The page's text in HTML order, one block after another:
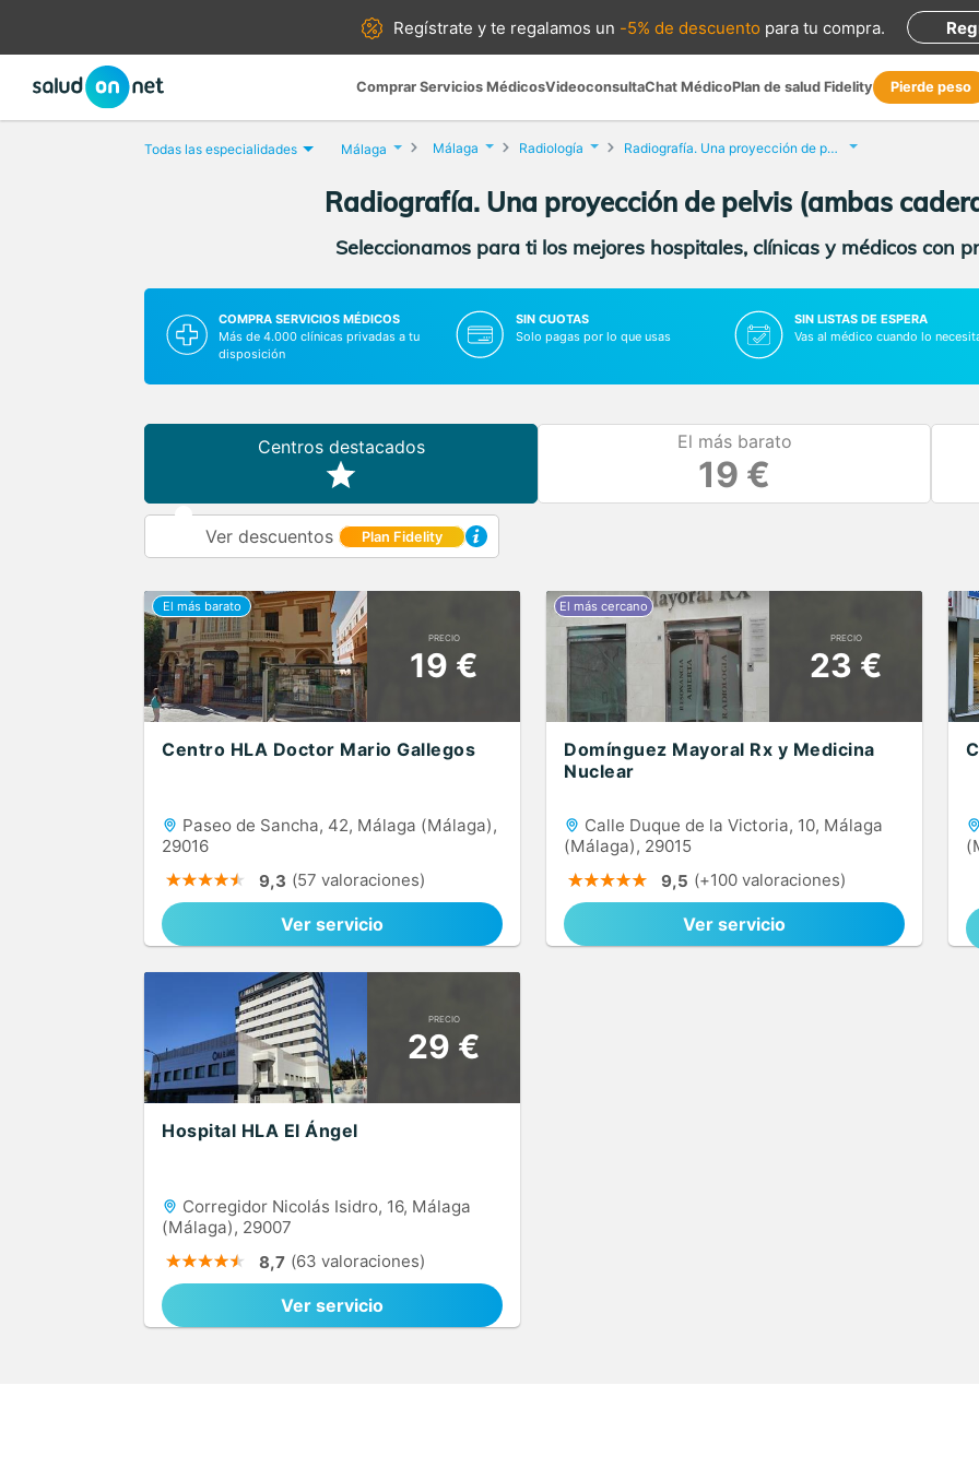
Regístrate yte regalamos un -5% de descuento para tu compra.
Comprar Servicios MédicosVideoconsultaChat MédicoPlan de salud Fidelity Pierde peso
Todas las especialidades Málaga Málaga Radiología Radiografía. Una proyección de pelvis (ambas caderas)
Radiografía. Una proyección de pelvis (ambas
Seleccionamos para ti los mejores hospitales, clínicas y médicos con
COMPRA SERVICIOS MÉDICOS
Más de 4.000 clínicas privadas a tu
disposición
SIN CUOTAS
Solo pagas por lo que usas
SIN LISTAS DE ESPERA
Vas al médico cuando lo
Centros destacados El más barato
19 €
Ver descuentos Plan Fidelity
PRECIO
19 €
Centro HLA Doctor Mario Gallegos
Paseo de Sancha, 42, Málaga (Málaga),
29016
9,3 (57 valoraciones)
Ver servicio
PRECIO
23 €
Domínguez Mayoral Rx y Medicina
Nuclear
Calle Duque de la Victoria, 10, Málaga
(Málaga), 29015
9,5 (+100 valoraciones)
Ver servicio
PRECIO
29 €
Hospital HLA El Ángel
Corregidor Nicolás Isidro, 16, Málaga
(Málaga), 29007
8,7 (63 valoraciones)
Ver servicio